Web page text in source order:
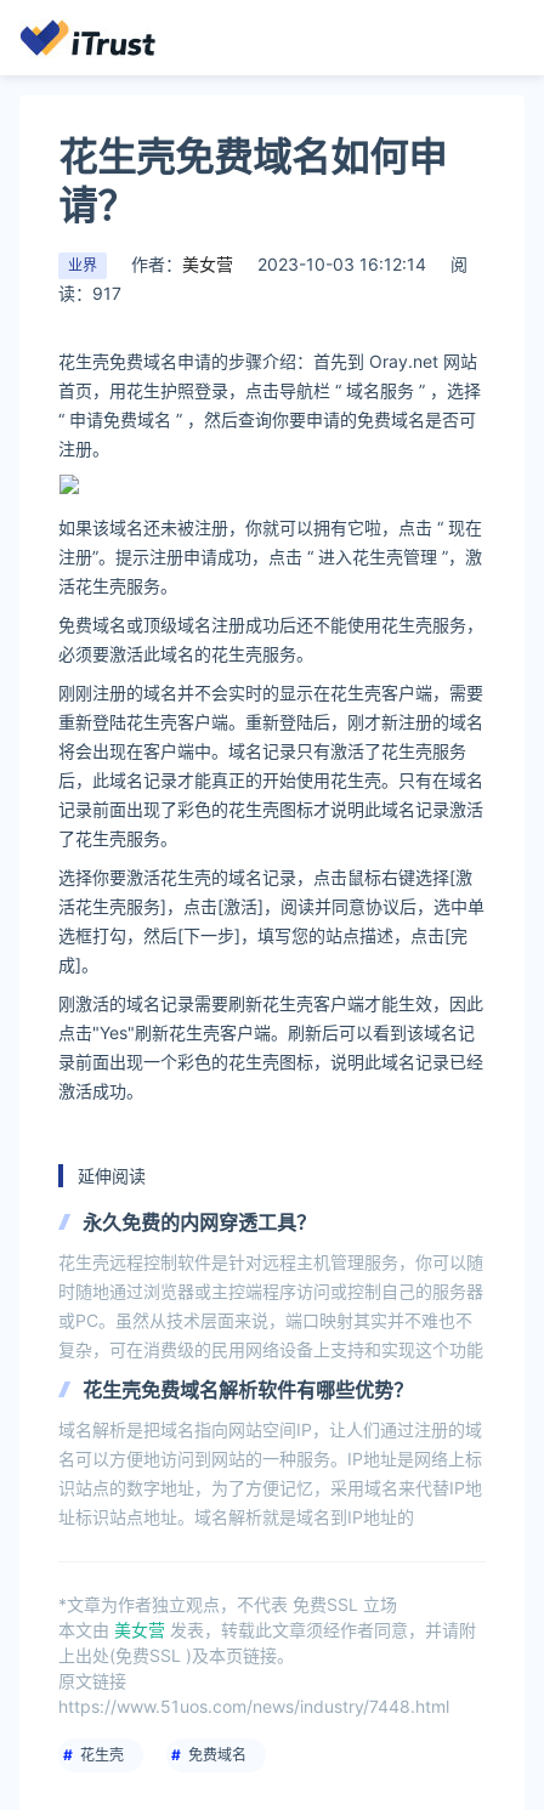
花生壳免费域名如何申
请？
业界 作者： 美女营 2023-10-03 16:12:14
阅
读：917
花生壳免费域名申请的步骤介绍：首先到 Oray.net 网站
首页，用花生护照登录，点击导航栏 “ 域名服务 ” ，选择
“ 申请免费域名 ” ，然后查询你要申请的免费域名是否可
注册。
如果该域名还未被注册，你就可以拥有它啦，点击 “ 现在
注册”。提示注册申请成功，点击 “ 进入花生壳管理 ”，激
活花生壳服务。
免费域名或顶级域名注册成功后还不能使用花生壳服务，
必须要激活此域名的花生壳服务。
刚刚注册的域名并不会实时的显示在花生壳客户端，需要
重新登陆花生壳客户端。重新登陆后，刚才新注册的域名
将会出现在客户端中。域名记录只有激活了花生壳服务
后，此域名记录才能真正的开始使用花生壳。只有在域名
记录前面出现了彩色的花生壳图标才说明此域名记录激活
了花生壳服务。
选择你要激活花生壳的域名记录，点击鼠标右键选择[激
活花生壳服务]，点击[激活]，阅读并同意协议后，选中单
选框打勾，然后[下一步]，填写您的站点描述，点击[完
成]。
刚激活的域名记录需要刷新花生壳客户端才能生效，因此
点击"Yes"刷新花生壳客户端。刷新后可以看到该域名记
录前面出现一个彩色的花生壳图标，说明此域名记录已经
激活成功。
延伸阅读
永久免费的内网穿透工具？
花生壳远程控制软件是针对远程主机管理服务，你可以随
时随地通过浏览器或主控端程序访问或控制自己的服务器
或PC。虽然从技术层面来说，端口映射其实并不难也不
复杂，可在消费级的民用网络设备上支持和实现这个功能
花生壳免费域名解析软件有哪些优势？
域名解析是把域名指向网站空间IP，让人们通过注册的域
名可以方便地访问到网站的一种服务。IP地址是网络上标
识站点的数字地址，为了方便记忆，采用域名来代替IP地
址标识站点地址。域名解析就是域名到IP地址的
*文章为作者独立观点，不代表 免费SSL 立场
本文由 美女营 发表，转载此文章须经作者同意，并请附
上出处(免费SSL )及本页链接。
原文链接
https://www.51uos.com/news/industry/7448.html
花生壳 免费域名